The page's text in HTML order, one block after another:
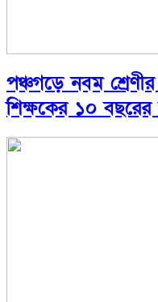
পঞ্চগড়ে নবম শ্রেণীর
শিক্ষকের ১০ বছরের